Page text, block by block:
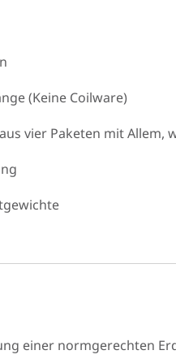
(Keine Coilware)
vier Paketen mit Allem,
einer normgerechten